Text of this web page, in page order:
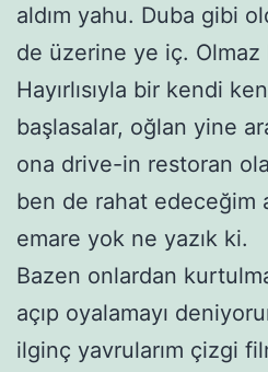
aldım yahu. Duba gibi
de üzerine ye iç. Olmaz
Hayırlısıyla bir kendi
başlasalar, oğlan yine
ona drive-in restoran
ben de rahat edeceğim
emare yok ne yazık ki.
Bazen onlardan
açıp oyalamayı
ilginç yavrularım çizgi